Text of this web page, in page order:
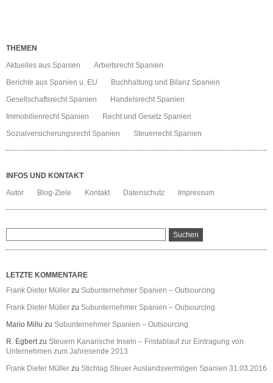
THEMEN
Aktuelles aus Spanien
Arbeitsrecht Spanien
Berichte aus Spanien u. EU
Buchhaltung und Bilanz Spanien
Gesellschaftsrecht Spanien
Handelsrecht Spanien
Immobilienrecht Spanien
Recht und Gesetz Spanien
Sozialversicherungsrecht Spanien
Steuerrecht Spanien
INFOS UND KONTAKT
Autor
Blog-Ziele Kontakt Datenschutz Impressum
LETZTE KOMMENTARE
Frank Dieter Müller zu Subunternehmer Spanien – Outsourcing
Frank Dieter Müller zu Subunternehmer Spanien – Outsourcing
Mario Millu zu Subunternehmer Spanien – Outsourcing
R. Egbertzu Steuern Kanarische Inseln – Fristablauf zur Eintragung von
Unternehmen zum Jahresende 2013
Frank Dieter Müller zu Stichtag Steuer Auslandsvermögen Spanien 31.03.2016